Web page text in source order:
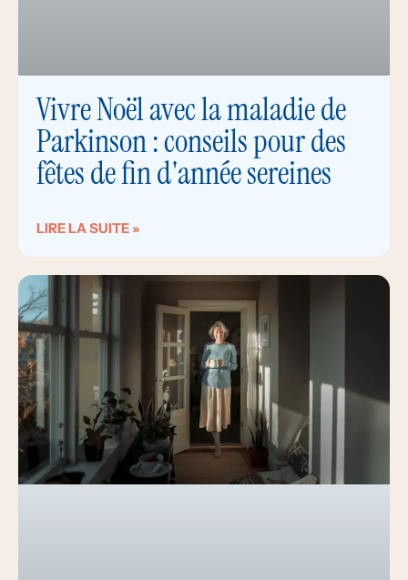
Vivre Noël avec la maladie de
Parkinson : conseils pour des
fêtes de fin d'année sereines
LIRE LA SUITE »